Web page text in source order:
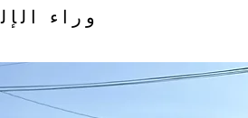
وراء